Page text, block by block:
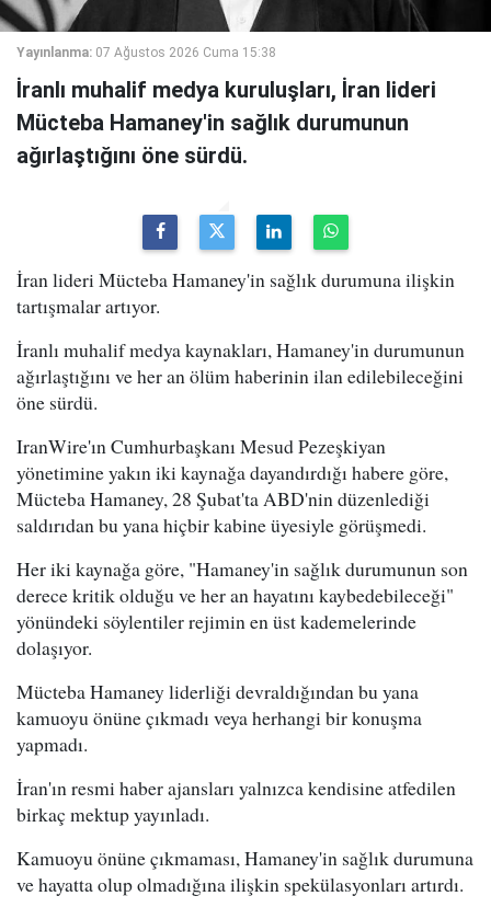
Yayınlanma: 07 Ağustos 2026 Cuma 15:38
İranlı muhalif medya kuruluşları, İran lideri
Mücteba Hamaney'in sağlık durumunun
ağırlaştığını öne sürdü.
İran lideri Mücteba Hamaney'in sağlık durumuna ilişkin
tartışmalar artıyor.
İranlı muhalif medya kaynakları, Hamaney'in durumunun
ağırlaştığını ve her an ölüm haberinin ilan edilebileceğini
öne sürdü.
IranWire'ın Cumhurbaşkanı Mesud Pezeşkiyan
yönetimine yakın iki kaynağa dayandırdığı habere göre,
Mücteba Hamaney, 28 Şubat'ta ABD'nin düzenlediği
saldırıdan bu yana hiçbir kabine üyesiyle görüşmedi.
Her iki kaynağa göre, "Hamaney'in sağlık durumunun son
derece kritik olduğu ve her an hayatını kaybedebileceği"
yönündeki söylentiler rejimin en üst kademelerinde
dolaşıyor.
Mücteba Hamaney liderliği devraldığından bu yana
kamuoyu önüne çıkmadı veya herhangi bir konuşma
yapmadı.
İran'ın resmi haber ajansları yalnızca kendisine atfedilen
birkaç mektup yayınladı.
Kamuoyu önüne çıkmaması, Hamaney'in sağlık durumuna
ve hayatta olup olmadığına ilişkin spekülasyonları artırdı.